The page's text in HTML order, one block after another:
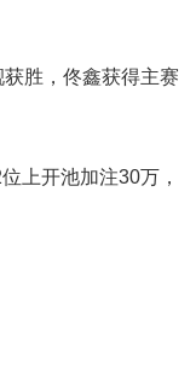
胜，佟鑫获得主赛
上开池加注30万，